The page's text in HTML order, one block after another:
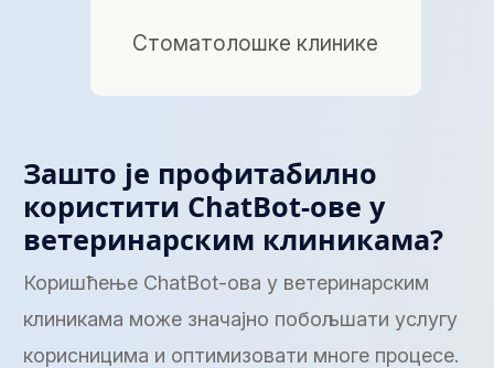
Стоматолошке клинике
Зашто је профитабилно
користити ChatBot-ове у
ветеринарским клиникама?
Коришћење ChatBot-ова у ветеринарским
клиникама може значајно побољшати услугу
корисницима и оптимизовати многе процесе.